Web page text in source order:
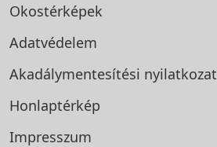
Okostérképek
Adatvédelem
Akadálymentesítési nyilatkozat
Honlaptérkép
Impresszum